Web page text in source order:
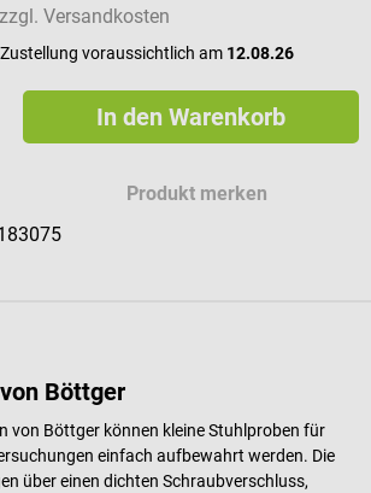
Versandkosten
Zustellung voraussichtlich am 12.08.26
In den Warenkorb
Produkt merken
Böttger
von Böttger können kleine Stuhlproben für
einfach aufbewahrt werden. Die
über einen dichten Schraubverschluss,